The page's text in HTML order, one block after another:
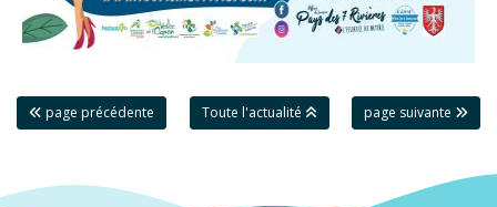
page précédente Toute l'actualité page suivante